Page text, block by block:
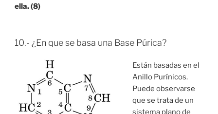
ella. (8)
10.- ¿En que se basa una Base Púrica?
Están basadas en el
Anillo Purínicos.
Puede observarse
que se trata de un
sistema plano de